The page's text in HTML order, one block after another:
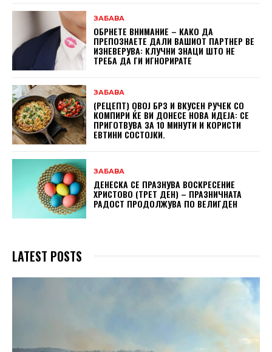
ЗАБАВА
ОБРНЕТЕ ВНИМАНИЕ – КАКО ДА
ПРЕПОЗНАЕТЕ ДАЛИ ВАШИОТ ПАРТНЕР ВЕ
ИЗНЕВЕРУВА: КЛУЧНИ ЗНАЦИ ШТО НЕ
ТРЕБА ДА ГИ ИГНОРИРАТЕ
ЗАБАВА
(РЕЦЕПТ) ОВОЈ БРЗ И ВКУСЕН РУЧЕК СО
КОМПИРИ ЌЕ ВИ ДОНЕСЕ НОВА ИДЕЈА: СЕ
ПРИГОТВУВА ЗА 10 МИНУТИ И КОРИСТИ
ЕВТИНИ СОСТОЈКИ.
ЗАБАВА
ДЕНЕСКА СЕ ПРАЗНУВА ВОСКРЕСЕНИЕ
ХРИСТОВО (ТРЕТ ДЕН) – ПРАЗНИЧНАТА
РАДОСТ ПРОДОЛЖУВА ПО ВЕЛИГДЕН
LATEST POSTS